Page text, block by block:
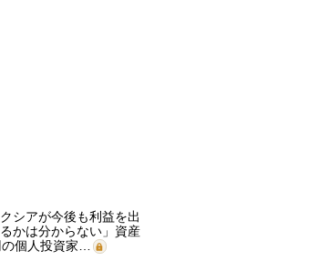
クシアが今後も利益を出
かは分からない」資産
個人投資家…